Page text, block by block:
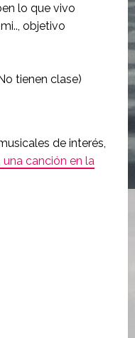
lo que vivo
objetivo
tienen clase)
de interés,
canción en la